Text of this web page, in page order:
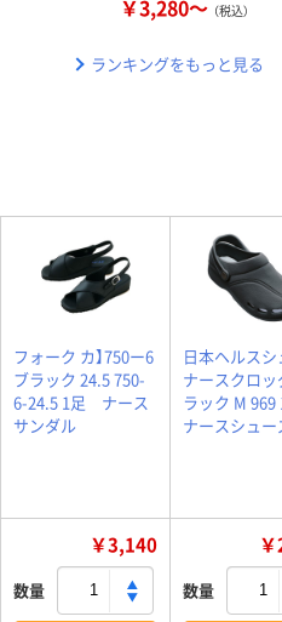
￥3,280～ （税込）
ランキングをもっと見る
フォーク カ】750ー6
ブラック 24.5 750-
6-24.5 1足 ナース
サンダル
日本ヘルス
ナースクロッ
ラック M
ナースシュー
￥3,140
数量 数量